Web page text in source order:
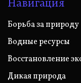
Борьба за природу
Водные ресурсы
Восстановление
Дикая природа